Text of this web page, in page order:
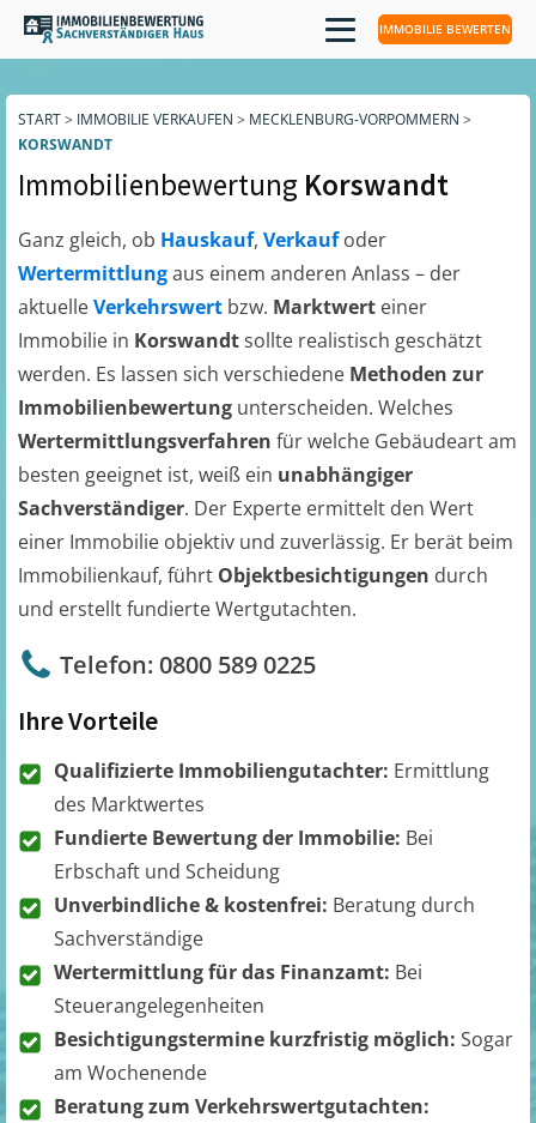
IMMOBILIE BEWERTEN
START> IMMOBILIE VERKAUFEN > MECKLENBURG-VORPOMMERN >
KORSWANDT
Immobilienbewertung Korswandt
Ganz gleich, ob Hauskauf, Verkaufoder
Wertermittlungaus einem anderen Anlass – der
aktuelleVerkehrswert bzw. Marktwert einer
Immobilie in Korswandtsollte realistisch geschätzt
werden. Es lassen sich verschiedene Methoden zur
Immobilienbewertung unterscheiden. Welches
Wertermittlungsverfahren für welche Gebäudeart am
besten geeignet ist, weiß ein unabhängiger
Sachverständiger. Der Experte ermittelt den Wert
einer Immobilie objektiv und zuverlässig. Er berät beim
Immobilienkauf, führt Objektbesichtigungen durch
und erstellt fundierte Wertgutachten.
Telefon: 0800 589 0225
Ihre Vorteile
Qualifizierte Immobiliengutachter: Ermittlung
des Marktwertes
Fundierte Bewertung der Immobilie: Bei
Erbschaft und Scheidung
Unverbindliche & kostenfrei: Beratung durch
Sachverständige
Wertermittlung für das Finanzamt: Bei
Steuerangelegenheiten
Besichtigungstermine kurzfristig möglich: Sogar
am Wochenende
Beratung zum Verkehrswertgutachten: